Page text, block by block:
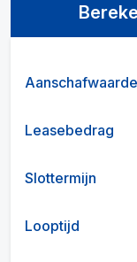
Aanschafwaarde
Leasebedrag
Slottermijn
Looptijd